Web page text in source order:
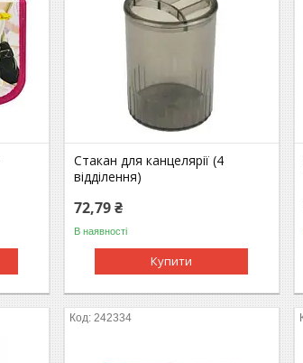
Стакан для канцелярії (4
відділення)
72,79 ₴
В наявності
Купити
242334